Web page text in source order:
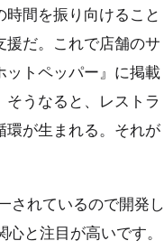
間を振り向けること
援だ。これで店舗のサ
ットペッパー』に掲載
うなると、レストラ
環が生まれる。それが
されているので開発し
と注目が高いです。